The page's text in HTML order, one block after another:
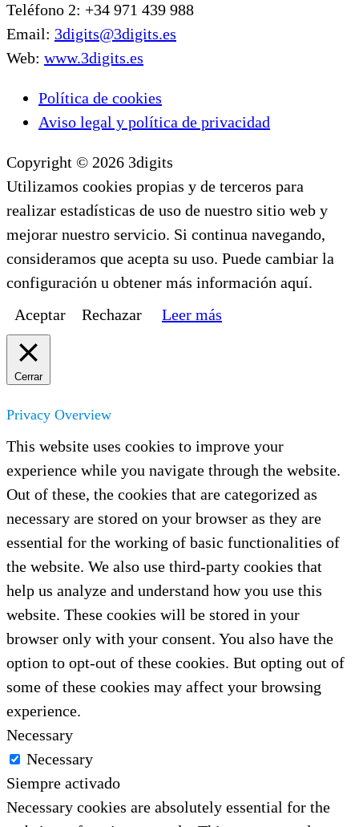
Teléfono 2: +34 971 439 988
Email: 3digits@3digits.es
Web: www.3digits.es
Política de cookies
Aviso legal y política de privacidad
Copyright © 2026 3digits
Utilizamos cookies propias y de terceros para
realizar estadísticas de uso de nuestro sitio web y
mejorar nuestro servicio. Si continua navegando,
consideramos que acepta su uso. Puede cambiar la
configuración u obtener más información aquí.
Aceptar
Rechazar Leer más
Cerrar
Privacy Overview
This website uses cookies to improve your
experience while you navigate through the website.
Out of these, the cookies that are categorized as
necessary are stored on your browser as they are
essential for the working of basic functionalities of
the website. We also use third-party cookies that
help us analyze and understand how you use this
website. These cookies will be stored in your
browser only with your consent. You also have the
option to opt-out of these cookies. But opting out of
some of these cookies may affect your browsing
experience.
Necessary
Necessary
Siempre activado
Necessary cookies are absolutely essential for the